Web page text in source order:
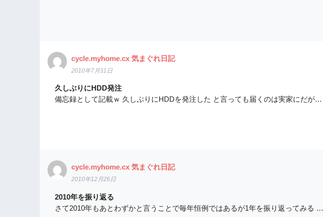
cycle.myhome.cx 気まぐれ日記
2010年7月31日
久しぶりにHDD発注
備忘録として記載ｗ 久しぶりにHDDを発注した と言っても届くのは実家にだが…
cycle.myhome.cx 気まぐれ日記
2010年12月26日
2010年を振り返る
さて2010年もあとわずかと言うことで毎年恒例ではあるが1年を振り返ってみる …